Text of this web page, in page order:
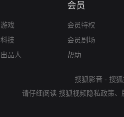
游戏
科技
出品人
会员
会员特权
会员剧场
帮助
搜狐影音 - 搜
请仔细阅读 搜狐视频隐私政策、